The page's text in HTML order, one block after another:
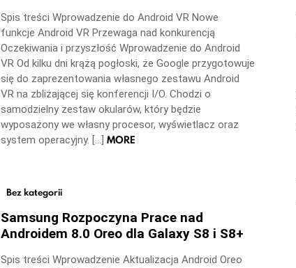
Spis treści Wprowadzenie do Android VR Nowe
funkcje Android VR Przewaga nad konkurencją
Oczekiwania i przyszłość Wprowadzenie do Android
VR Od kilku dni krążą pogłoski, że Google przygotowuje
się do zaprezentowania własnego zestawu Android
VR na zbliżającej się konferencji I/O. Chodzi o
samodzielny zestaw okularów, który będzie
wyposażony we własny procesor, wyświetlacz oraz
system operacyjny. […] MORE
Bez kategorii
Samsung Rozpoczyna Prace nad
Androidem 8.0 Oreo dla Galaxy S8 i S8+
Spis treści Wprowadzenie Aktualizacja Android Oreo